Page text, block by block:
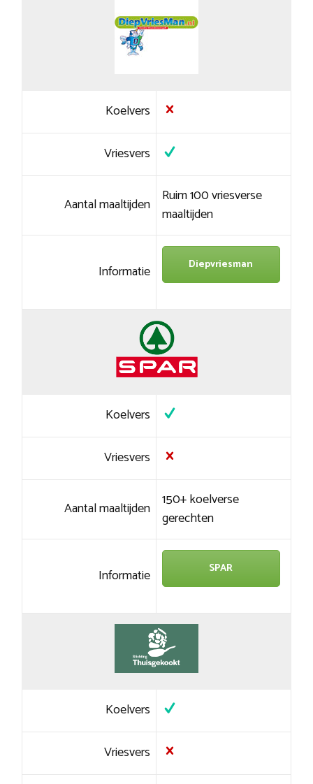
Koelvers
Vriesvers
Aantal maaltijden Ruim 100 vriesverse
maaltijden
Informatie Diepvriesman
Koelvers
Vriesvers
Aantal maaltijden 150+ koelverse
gerechten
Informatie SPAR
Koelvers
Vriesvers